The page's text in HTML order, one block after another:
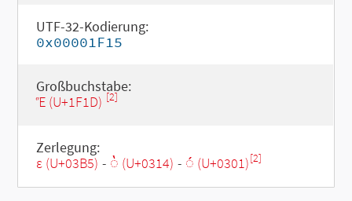
UTF-32-Kodierung:
0x00001F15
Großbuchstabe:
Ἕ (U+1F1D) [2]
Zerlegung:
ε (U+03B5) - ◌̔ (U+0314) - ◌́ (U+0301)[2]